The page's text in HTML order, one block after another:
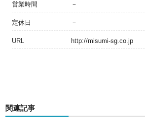
営業時間 －
定休日 －
URL http://misumi-sg.co.jp
関連記事